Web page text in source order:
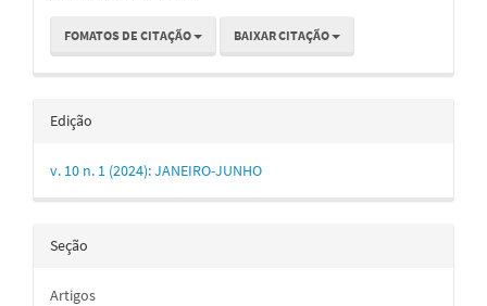
FOMATOS DE CITAÇÃO BAIXAR CITAÇÃO
Edição
v. 10 n. 1 (2024): JANEIRO-JUNHO
Seção
Artigos